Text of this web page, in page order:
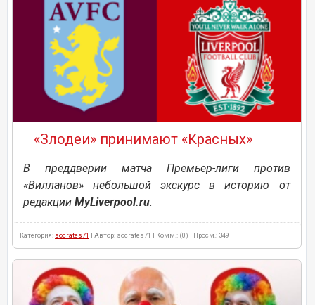
«Злодеи» принимают «Красных»
В преддверии матча Премьер-лиги против
«Вилланов» небольшой экскурс в историю от
редакции MyLiverpool.ru.
Категория: socrates71 | Автор: socrates71 | Комм.: (0) | Просм.: 349